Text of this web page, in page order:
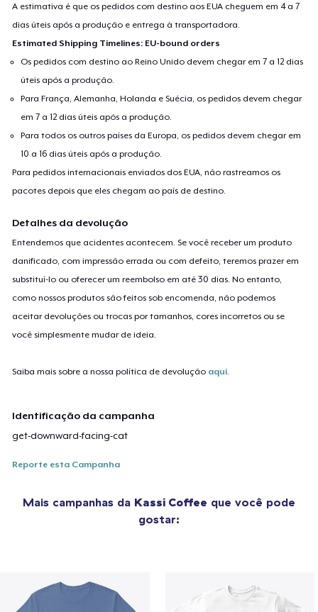
A estimativa é que os pedidos com destino aos EUA cheguem em 4 a 7
dias úteis após a produção e entrega à transportadora.
Estimated Shipping Timelines: EU-bound orders
Os pedidos com destino ao Reino Unido devem chegar em 7 a 12 dias
úteis após a produção.
Para França, Alemanha, Holanda e Suécia, os pedidos devem chegar
em 7 a 12 dias úteis após a produção.
Para todos os outros países da Europa, os pedidos devem chegar em
10 a 16 dias úteis após a produção.
Para pedidos internacionais enviados dos EUA, não rastreamos os
pacotes depois que eles chegam ao país de destino.
Detalhes da devolução
Entendemos que acidentes acontecem. Se você receber um produto
danificado, com impressão errada ou com defeito, teremos prazer em
substituí-lo ou oferecer um reembolso em até 30 dias. No entanto,
como nossos produtos são feitos sob encomenda, não podemos
aceitar devoluções ou trocas por tamanhos, cores incorretos ou se
você simplesmente mudar de ideia.
Saiba mais sobre a nossa política de devolução aqui.
Identificação da campanha
get-downward-facing-cat
Reporte esta Campanha
Mais campanhas da Kassi Coffee que você pode
gostar: